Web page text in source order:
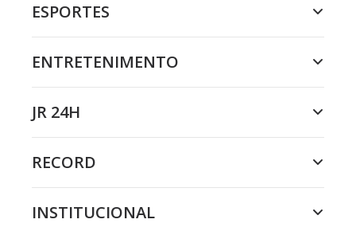
ESPORTES
ENTRETENIMENTO
JR 24H
RECORD
INSTITUCIONAL